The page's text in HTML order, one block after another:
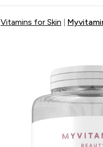
Vitamins for Skin